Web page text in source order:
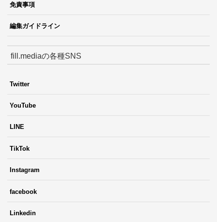
免責事項
編集ガイドライン
fill.mediaの各種SNS
Twitter
YouTube
LINE
TikTok
Instagram
facebook
Linkedin